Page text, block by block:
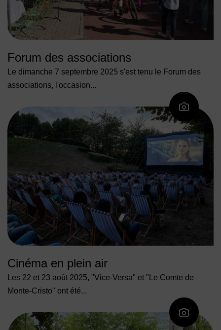
Forum des associations
Le dimanche 7 septembre 2025 s'est tenu le Forum des
associations, l'occasion...
Cinéma en plein air
Les 22 et 23 août 2025, "Vice-Versa" et "Le Comte de
Monte-Cristo" ont été...